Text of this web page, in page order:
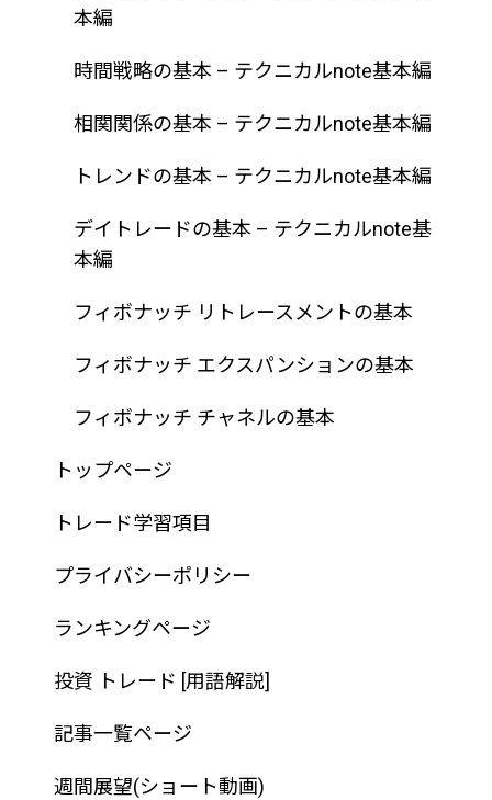
本編
時間戦略の基本 – テクニカルnote基本編
相関関係の基本 – テクニカルnote基本編
トレンドの基本 – テクニカルnote基本編
デイトレードの基本 – テクニカルnote基
本編
フィボナッチ リトレースメントの基本
フィボナッチ エクスパンションの基本
フィボナッチ チャネルの基本
トップページ
トレード学習項目
プライバシーポリシー
ランキングページ
投資 トレード [用語解説]
記事一覧ページ
週間展望(ショート動画)